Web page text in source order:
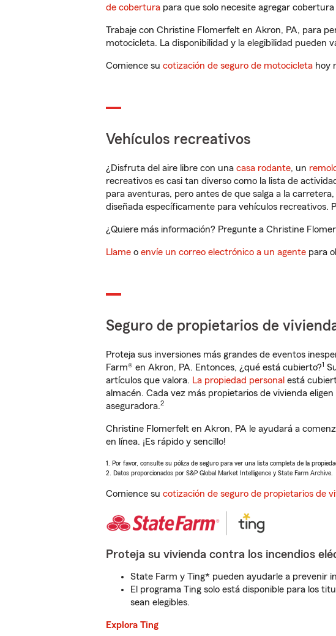
de cobertura para que solo necesite agregar cobertura
Trabaje con Christine Flomerfelt en Akron, PA, para
motocicleta. La disponibilidad y la elegibilidad pueden
Comience su cotización de seguro de motocicleta hoy
Vehículos recreativos
¿Disfruta del aire libre con una casa rodante, un
recreativos es casi tan diverso como la lista de
para aventuras, pero antes de que salga a la
diseñada específicamente para vehículos recreativos.
¿Quiere más información? Pregunte a Christine
Llame o envíe un correo electrónico a un agente para
Seguro de propietarios de
Proteja sus inversiones más grandes de eventos
Farm® en Akron, PA. Entonces, ¿qué está cubierto?1
artículos que valora. La propiedad personal está
almacén. Cada vez más propietarios de vivienda
aseguradora.2
Christine Flomerfelt en Akron, PA le ayudará a
en línea. ¡Es rápido y sencillo!
1. Por favor, consulte su póliza de seguro para ver una lista completa de la
2. Datos proporcionados por S&P Global Market Intelligence y State Farm Archive.
Comience su cotización de seguro de propietarios de
Proteja su vivienda contra los incendios
State Farm y Ting* pueden ayudarle a prevenir
El programa Ting solo está disponible para los
sean elegibles.
Explora Ting